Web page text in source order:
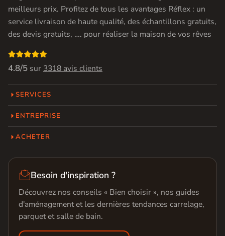
meilleurs prix. Profitez de tous les avantages Réflex : un
service livraison de haute qualité, des échantillons gratuits,
des devis gratuits, …. pour réaliser la maison de vos rêves

4.8/5 sur 3318 avis clients
SERVICES
ENTREPRISE
ACHETER
Besoin d'inspiration ?
Découvrez nos conseils « Bien choisir », nos guides
d'aménagement et les dernières tendances carrelage,
parquet et salle de bain.